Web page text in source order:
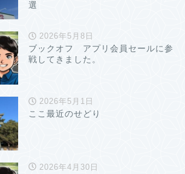
選
2026年5月8日
ブックオフ アプリ会員セールに参
戦してきました。
2026年5月1日
ここ最近のせどり
2026年4月30日